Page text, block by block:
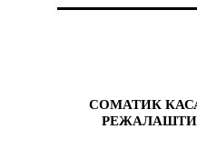
СОМАТИК